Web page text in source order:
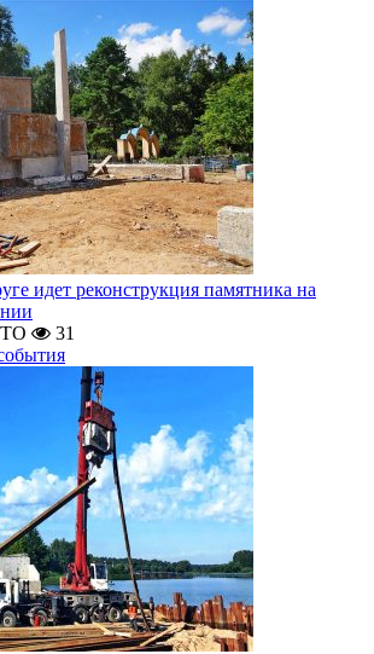
идет реконструкция памятника на
31